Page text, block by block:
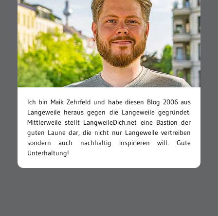
Ich bin Maik Zehrfeld und habe diesen Blog 2006 aus
Langeweile heraus gegen die Langeweile gegründet.
Mittlerweile stellt LangweileDich.net eine Bastion der
guten Laune dar, die nicht nur Langeweile vertreiben
sondern auch nachhaltig inspirieren will. Gute
Unterhaltung!